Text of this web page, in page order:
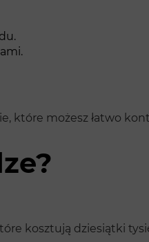
możesz łatwo
kosztują dziesiątki